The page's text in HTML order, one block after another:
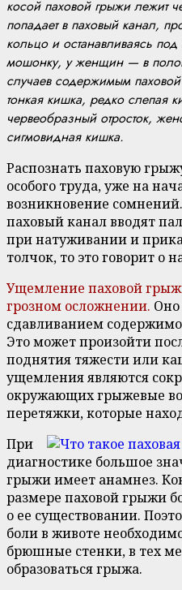
косой паховой грыжи лежит
попадает в паховый канал,
кольцо и останавливаясь
мошонку, у женщин — в
случаев содержимым
тонкая кишка, редко слепая
червеобразный отросток,
сигмовидная кишка.
Распознать паховую
особого труда, уже на
возникновение
паховый канал вводят
при натуживании и
толчок, то это говорит о
Ущемление паховой
грозном осложнении. Оно
сдавливанием
Это может произойти
поднятия тяжести или
ущемления являются
окружающих грыжевые
перетяжки, которые
При
диагностике большое
грыжи имеет анамнез.
размере паховой грыжи
о ее существовании.
боли в животе
брюшные стенки, в тех
образоваться грыжа.